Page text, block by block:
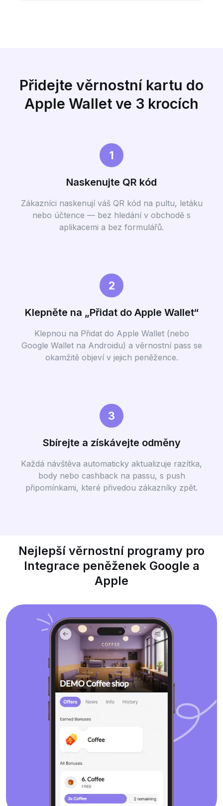
Přidejte věrnostní kartu do
Apple Wallet ve 3 krocích
1
Naskenujte QR kód
Zákazníci naskenují váš QR kód na pultu, letáku
nebo účtence — bez hledání v obchodě s
aplikacemi a bez formulářů.
2
Klepněte na „Přidat do Apple Wallet“
Klepnou na Přidat do Apple Wallet (nebo
Google Wallet na Androidu) a věrnostní pass se
okamžitě objeví v jejich peněžence.
3
Sbírejte a získávejte odměny
Každá návštěva automaticky aktualizuje razítka,
body nebo cashback na passu, s push
připomínkami, které přivedou zákazníky zpět.
Nejlepší věrnostní programy pro
Integrace peněženek Google a
Apple